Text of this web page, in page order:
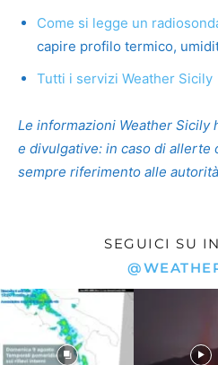
Come si legge un
capire profilo termico,
Tutti i servizi Weather Sicily
Le informazioni Weather Sicily
e divulgative: in caso di allerte
sempre riferimento alle
SEGUICI SU